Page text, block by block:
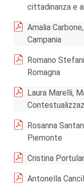
cittadinanza e
Amalia
Campania
Romano
Romagna
Laura Marelli,
Rosanna
Piemonte
Cristina
Antonella